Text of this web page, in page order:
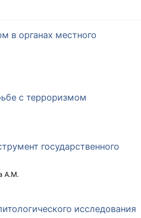
в органах местного
с терроризмом
государственного
А.М.
исследования